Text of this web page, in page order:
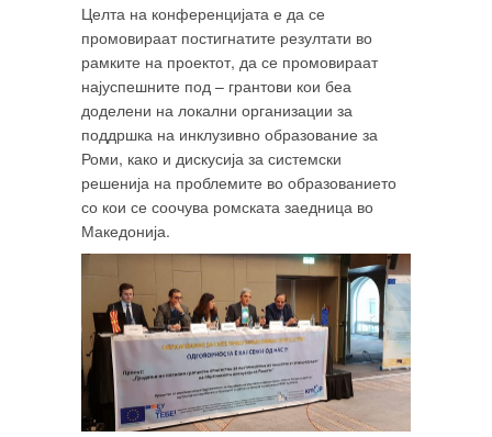
Целта на конференцијата е да се
промовираат постигнатите резултати во
рамките на проектот, да се промовираат
најуспешните под – грантови кои беа
доделени на локални организации за
поддршка на инклузивно образование за
Роми, како и дискусија за системски
решенија на проблемите во образованието
со кои се соочува ромската заедница во
Македонија.